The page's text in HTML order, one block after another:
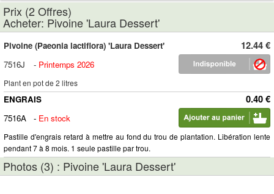
Prix (2 Offres)
Acheter: Pivoine 'Laura Dessert'
12.44 €
Pivoine (Paeonia lactiflora) 'Laura Dessert'
7516J
- Printemps 2026
Plant en pot de 2 litres
0.40 €
ENGRAIS
7516A
- En stock
Pastille d'engrais retard à mettre au fond du trou de plantation. Libération lente
pendant 7 à 8 mois. 1 seule pastille par trou.
Photos (3) : Pivoine 'Laura Dessert'